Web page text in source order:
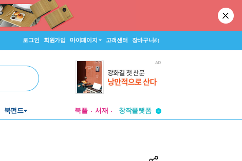
로그인 회원가입 마이페이지 고객센터 장바구니(0)
북펀드 북플 서재
창작플랫폼